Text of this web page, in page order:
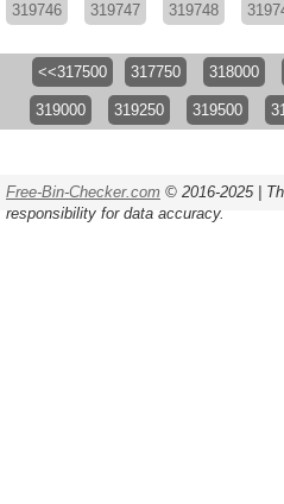
319746 319747 319748
<<317500 317750 318000
319000 319250 319500
Free-Bin-Checker.com © 2016-2025 |
responsibility for data accuracy.